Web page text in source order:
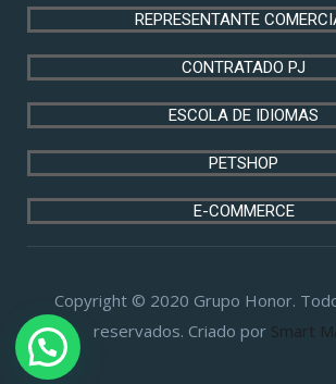
REPRESENTANTE
CONTRATADO PJ
ESCOLA DE IDIOMAS
PETSHOP
E-COMMERCE
Copyright © 2020 Grupo Honor.
reservados. Criado por Smart